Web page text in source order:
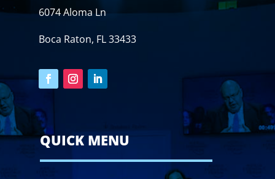
6074 Aloma Ln
Boca Raton, FL 33433
QUICK MENU